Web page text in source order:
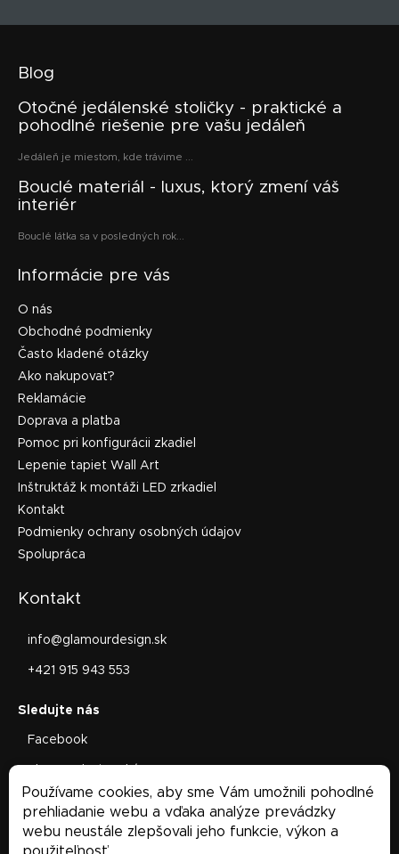
Používame cookies, aby sme Vám umožnili pohodlné
prehliadanie webu a vďaka analýze prevádzky
webu neustále zlepšovali jeho funkcie, výkon a
Blog
Otočné jedálenské stoličky - praktické a
pohodlné riešenie pre vašu jedáleň
Jedáleň je miestom, kde trávime ...
Bouclé materiál - luxus, ktorý zmení váš
interiér
Bouclé látka sa v posledných rok...
Informácie pre vás
O nás
Obchodné podmienky
Často kladené otázky
Ako nakupovať?
Reklamácie
Doprava a platba
Pomoc pri konfigurácii zkadiel
Lepenie tapiet Wall Art
Inštruktáž k montáži LED zrkadiel
Kontakt
Podmienky ochrany osobných údajov
Spolupráca
Kontakt
info@glamourdesign.sk
+421 915 943 553
Facebook
Facebook